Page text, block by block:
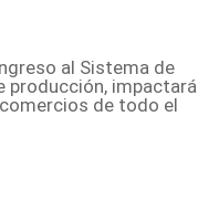
al Sistema de
producción, impactará
de todo el